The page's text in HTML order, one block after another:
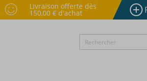
Livraison offerte dès
150,00 € d'achat